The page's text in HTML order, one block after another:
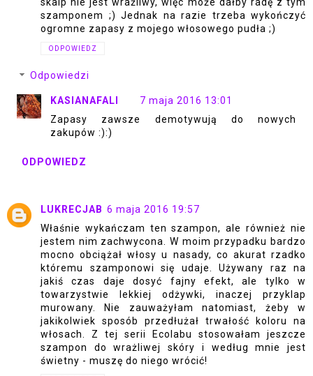
skalp nie jest wrażliwy, więc może dałby radę z tym
szamponem ;) Jednak na razie trzeba wykończyć
ogromne zapasy z mojego włosowego pudła ;)
ODPOWIEDZ
Odpowiedzi
KASIANAFALI
7 maja 2016 13:01
Zapasy zawsze demotywują do nowych
zakupów :):)
ODPOWIEDZ
LUKRECJAB 6 maja 2016 19:57
Właśnie wykańczam ten szampon, ale również nie
jestem nim zachwycona. W moim przypadku bardzo
mocno obciążał włosy u nasady, co akurat rzadko
któremu szamponowi się udaje. Używany raz na
jakiś czas daje dosyć fajny efekt, ale tylko w
towarzystwie lekkiej odżywki, inaczej przyklap
murowany. Nie zauważyłam natomiast, żeby w
jakikolwiek sposób przedłużał trwałość koloru na
włosach. Z tej serii Ecolabu stosowałam jeszcze
szampon do wrażliwej skóry i według mnie jest
świetny - muszę do niego wrócić!